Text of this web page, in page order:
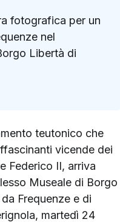
fotografica per un
nel
Libertà di
teutonico che
vicende dei
Federico II, arriva
Museale di Borgo
Frequenze e di
martedì 24